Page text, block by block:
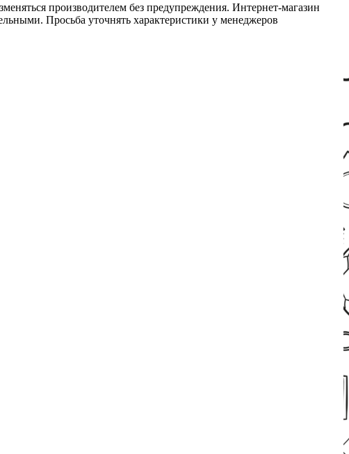
производителем без предупреждения. Интернет-магазин
Просьба уточнять характеристики у менеджеров